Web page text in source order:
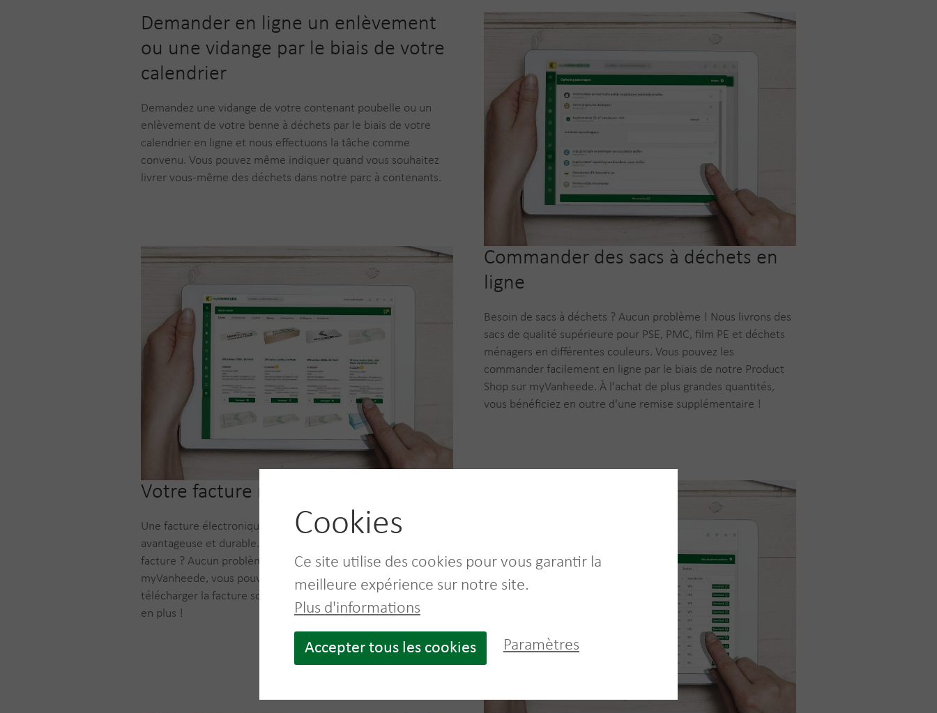
Demander en ligne un enlèvement
ou une vidange par le biais de votre
calendrier
Demandez une vidange de votre contenant poubelle ou un
enlèvement de votre benne à déchets par le biais de votre
calendrier en ligne et nous effectuons la tâche comme
convenu. Vous pouvez même indiquer quand vous souhaitez
livrer vous-même des déchets dans notre parc à contenants.
Commander des sacs à déchets en
ligne
Besoin de sacs à déchets ? Aucun problème ! Nous livrons des
sacs de qualité supérieure pour PSE, PMC, film PE et déchets
ménagers en différentes couleurs. Vous pouvez les
commander facilement en ligne par le biais de notre Product
Shop sur myVanheede. À l'achat de plus grandes quantités,
vous bénéficiez en outre d'une remise supplémentaire !
Votre facture numérique
Une facture électronique est rapide, simple, efficace,
avantageuse et durable. Vous voulez une copie de votre
facture ? Aucun problème ! Grâce à l'aperçu pratique sur
myVanheede, vous pouvez facilement et rapidement
télécharger la facture souhaitée. Très pratique et écologique
en plus !
Cookies
Ce site utilise des cookies pour vous garantir la
meilleure expérience sur notre site.
Plus d'informations
Accepter tous les cookies Paramètres